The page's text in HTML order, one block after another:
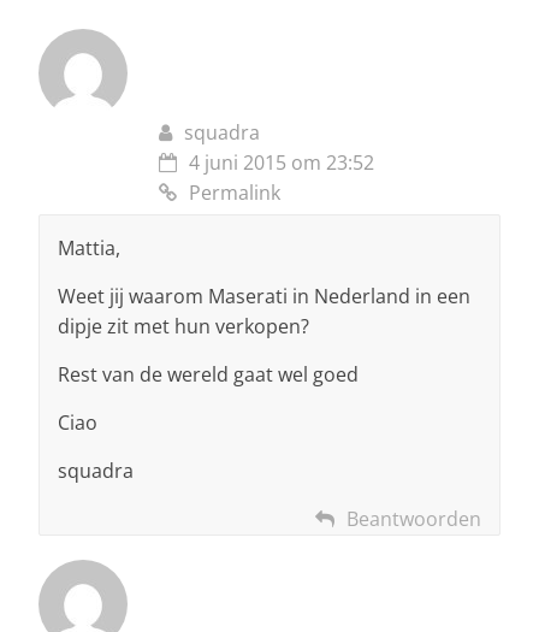
squadra
4 juni 2015 om 23:52
Permalink
Mattia,
Weet jij waarom Maserati in Nederland in een
dipje zit met hun verkopen?
Rest van de wereld gaat wel goed
Ciao
squadra
Beantwoorden